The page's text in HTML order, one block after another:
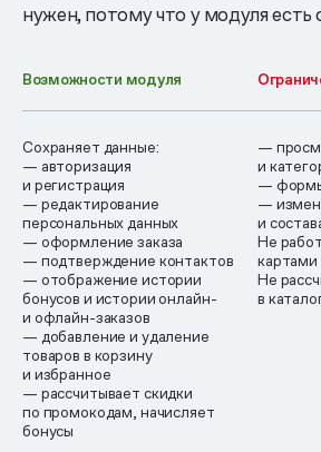
нужен, потому что у модуля есть
Возможности модуля
Сохраняет данные:
— авторизация
и регистрация
— редактирование
персональных данных
— оформление заказа
— подтверждение контактов
— отображение истории
бонусов и истории онлайн-
и офлайн-заказов
— добавление и удаление
товаров в корзину
и избранное
— рассчитывает скидки
по промокодам, начисляет
бонусы
—
и
—
—
и
Не
картами
Не
в